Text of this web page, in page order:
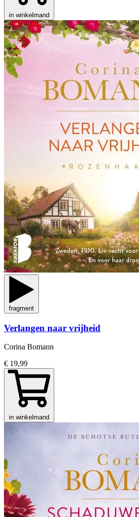
in winkelmand
fragment
Verlangen naar vrijheid
Corina Bomann
€ 19,99
in winkelmand